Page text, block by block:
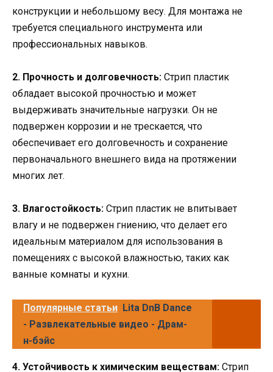
конструкции и небольшому весу. Для монтажа не
требуется специального инструмента или
профессиональных навыков.
2. Прочность и долговечность: Стрип пластик
обладает высокой прочностью и может
выдерживать значительные нагрузки. Он не
подвержен коррозии и не трескается, что
обеспечивает его долговечность и сохранение
первоначального внешнего вида на протяжении
многих лет.
3. Влагостойкость: Стрип пластик не впитывает
влагу и не подвержен гниению, что делает его
идеальным материалом для использования в
помещениях с высокой влажностью, таких как
ванные комнаты и кухни.
Популярные статьи Lita DnB Dance
- Развлекательные видео - Драм-
н-бэйс
4. Устойчивость к химическим веществам: Стрип